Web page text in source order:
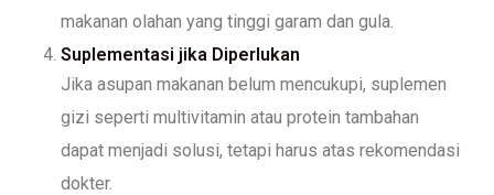
makanan olahan yang tinggi garam dan gula.
Suplementasi jika Diperlukan
Jika asupan makanan belum mencukupi, suplemen
gizi seperti multivitamin atau protein tambahan
dapat menjadi solusi, tetapi harus atas rekomendasi
dokter.